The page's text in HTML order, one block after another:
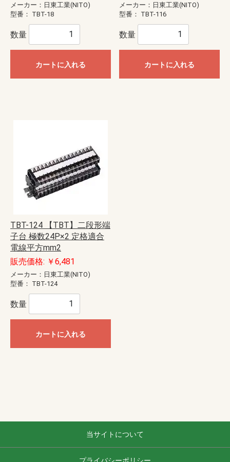
メーカー：日東工業(NITO)
型番： TBT-18
数量
カートに入れる
メーカー：日東工業(NITO)
型番： TBT-116
数量
カートに入れる
TBT-124 【TBT】二段形端
子台 極数24P×2 定格適合
電線平方mm2
販売価格: ￥6,481
メーカー：日東工業(NITO)
型番： TBT-124
数量
カートに入れる
当サイトについて